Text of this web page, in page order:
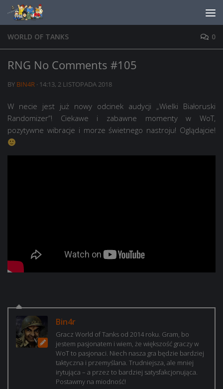
Skip to content
WORLD OF TANKS 0
RNG No Comments #105
BY BIN4R · 14:13, 2 LISTOPADA 2018
W necie jest już nowy odcinek audycji „Wielki Białoruski
Randomizer”! Ciekawe i zabawne momenty w WoT,
pozytywne wibracje i morze świetnego nastroju! Oglądajcie!
Bin4r
Gracz World of Tanks od 2014 roku. Gram, bo
jestem pasjonatem i wiem, że większość graczy w
WoT to pasjonaci. Niech nasza gra będzie bardziej
taktyczna i przemyślana. Trudniejsza, ale mniej
irytująca – a przez to bardziej satysfakcjonująca.
Postawmy na miodność!